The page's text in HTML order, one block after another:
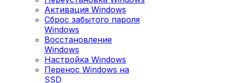
Активация Windows
Сброс забытого пароля
Windows
Восстановление
Windows
Настройка Windows
Перенос Windows на
SSD